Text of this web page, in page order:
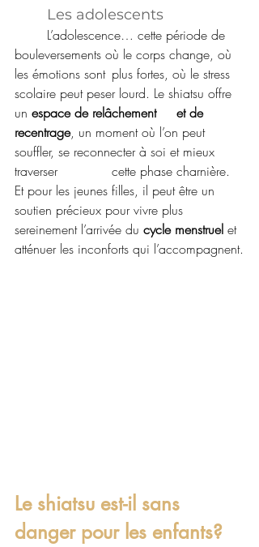
	Les adolescents
bouleversements où le corps change, où
les émotions sont 	plus fortes, où le stress
scolaire peut peser lourd. Le shiatsu offre
un espace de relâchement 	et de
recentrage, un moment où l’on peut
souffler, se reconnecter à soi et mieux
traverser 		cette phase charnière.
Et pour les jeunes filles, il peut être un
soutien précieux pour vivre plus
sereinement l’arrivée du cycle menstruel et
atténuer les inconforts qui l’accompagnent.
Le shiatsu est-il sans
danger pour les enfants?